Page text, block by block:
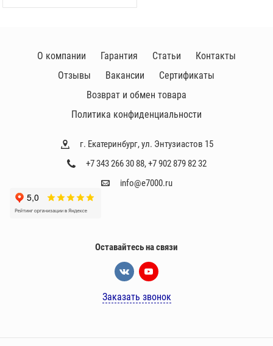
г. Екатеринбург, ул. Энтузиастов 15
+7 343 266 30 88,+7 902 879 82 32
info@e7000.ru
О компании Гарантия Статьи
Контакты
Отзывы
Вакансии
Сертификаты
Возврат и обмен товара
Политика конфиденциальности
Оставайтесь на связи
Заказать звонок